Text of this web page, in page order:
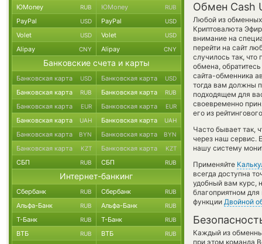
Обмен Cash
Любой из обменных
Криптовалюта
внимание на
перейти на сайт
случилось так,
обмена,
сайта-обменника
тогда вам должны
подходящем для
своевременно
его из
Часто бывает так,
через наш сервис.
нашу систему
Применяйте
всегда доступна
удобный вам курс,
благоприятном
функции Двойной
Каждый из
при этом команда
ЮMoney RUB ЮMoney RUB
PayPal USD PayPal USD
Volet USD Volet USD
Alipay CNY Alipay CNY
Банковские счета и карты
Банковская карта USD Банковская карта USD
Банковская карта RUB Банковская карта RUB
Банковская карта EUR Банковская карта EUR
Банковская карта UAH Банковская карта UAH
Банковская карта BYN Банковская карта BYN
Банковская карта KZT Банковская карта KZT
СБП RUB СБП RUB
Интернет-банкинг
Сбербанк RUB Сбербанк RUB
Альфа-Банк RUB Альфа-Банк RUB
Т-Банк RUB Т-Банк RUB
ВТБ RUB ВТБ RUB